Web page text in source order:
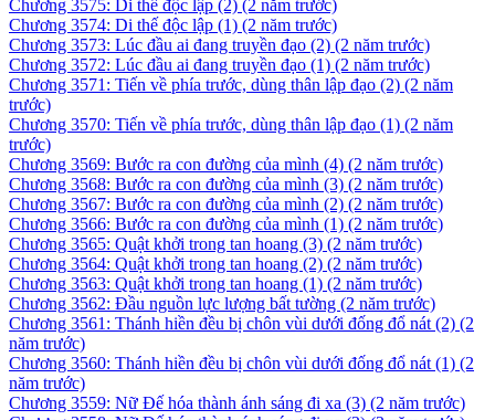
Chương 3575: Di thế độc lập (2) (2 năm trước)
Chương 3574: Di thế độc lập (1) (2 năm trước)
Chương 3573: Lúc đầu ai đang truyền đạo (2) (2 năm trước)
Chương 3572: Lúc đầu ai đang truyền đạo (1) (2 năm trước)
Chương 3571: Tiến về phía trước, dùng thân lập đạo (2) (2 năm
trước)
Chương 3570: Tiến về phía trước, dùng thân lập đạo (1) (2 năm
trước)
Chương 3569: Bước ra con đường của mình (4) (2 năm trước)
Chương 3568: Bước ra con đường của mình (3) (2 năm trước)
Chương 3567: Bước ra con đường của mình (2) (2 năm trước)
Chương 3566: Bước ra con đường của mình (1) (2 năm trước)
Chương 3565: Quật khởi trong tan hoang (3) (2 năm trước)
Chương 3564: Quật khởi trong tan hoang (2) (2 năm trước)
Chương 3563: Quật khởi trong tan hoang (1) (2 năm trước)
Chương 3562: Đầu nguồn lực lượng bất tường (2 năm trước)
Chương 3561: Thánh hiền đều bị chôn vùi dưới đống đổ nát (2) (2
năm trước)
Chương 3560: Thánh hiền đều bị chôn vùi dưới đống đổ nát (1) (2
năm trước)
Chương 3559: Nữ Đế hóa thành ánh sáng đi xa (3) (2 năm trước)